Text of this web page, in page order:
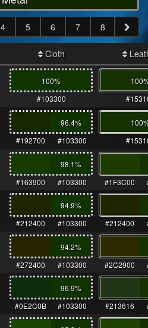
4 5 6 7 8
Cloth
100%
#103300
96.4%
#192700
#103300
98.1%
#163900
#103300 #1F3C00
94.9%
#212400
#103300 #212400
94.2%
#272400
#103300 #2C2900
96.9%
#0E2C0B
#103300 #213616